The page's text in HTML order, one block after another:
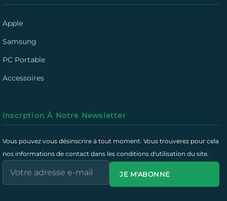
Apple
Samsung
PC Portable
Accessoires
Inscrption À Notre Newsletter
Vous pouvez vous désinscrire à tout moment. Vous trouverez pour cela
nos informations de contact dans les conditions d'utilisation du site.
JE M'ABONNE